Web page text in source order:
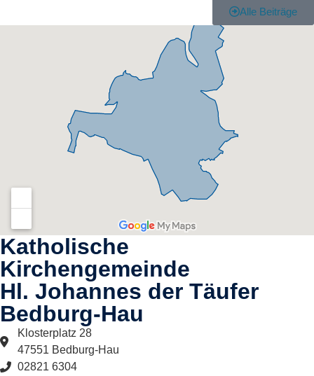
Alle Beiträge
Katholische
Kirchengemeinde
Hl. Johannes der Täufer
Bedburg-Hau​
Klosterplatz 28
47551 Bedburg-Hau
02821 6304